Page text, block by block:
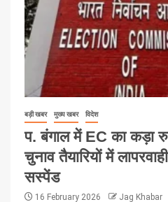
बड़ी खबर मुख्य खबर विदेश
प. बंगाल में EC का कड़ा
चुनाव तैयारियों में
सस्पेंड
16 February 2026 Jag Khabar